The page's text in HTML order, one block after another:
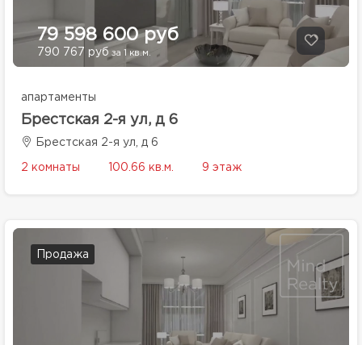
79 598 600 руб
790 767 руб за 1 кв.м.
апартаменты
Брестская 2-я ул, д 6
Брестская 2-я ул, д 6
2 комнаты 100.66 кв.м. 9 этаж
Продажа